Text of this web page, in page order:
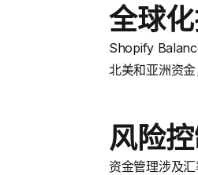
全球
Shopify
北美和亚洲资
风险
资金管理涉及